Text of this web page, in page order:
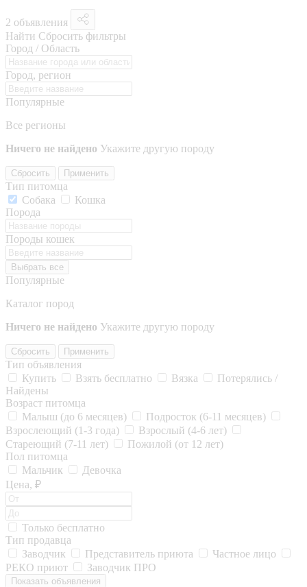
2 объявления
Найти Сбросить фильтры
Город / Область
Город, регион
Популярные
Все регионы
Ничего не найдено Укажите другую породу
Сбросить Применить
Тип питомца
Собака
Кошка
Порода
Породы кошек
Выбрать все
Популярные
Каталог пород
Ничего не найдено Укажите другую породу
Сбросить Применить
Тип объявления
Купить
Взять бесплатно Вязка
Потерялись /
Найдены
Возраст питомца
Малыш (до 6 месяцев)
Подросток (6-11 месяцев)
Взрослеющий (1-3 года)
Взрослый (4-6 лет)
Стареющий (7-11 лет)
Пожилой (от 12 лет)
Пол питомца
Мальчик
Девочка
Цена, ₽
Только бесплатно
Тип продавца
Заводчик
Представитель приюта
Частное лицо
РЕКО приют
Заводчик ПРО
Показать объявления